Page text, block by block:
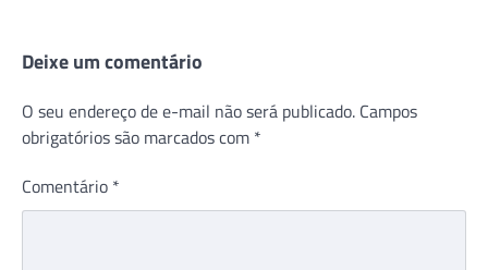
Deixe um comentário
O seu endereço de e-mail não será publicado. Campos
obrigatórios são marcados com *
Comentário *